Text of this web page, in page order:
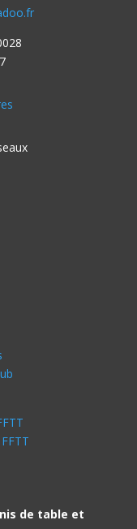
de table et